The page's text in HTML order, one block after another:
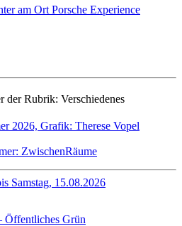
der Rubrik: Verschiedenes
ZwischenRäume
Samstag, 15.08.2026
Öffentliches Grün